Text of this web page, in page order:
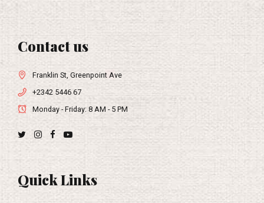
Contact us
Franklin St, Greenpoint Ave
+2342 5446 67
Monday - Friday: 8 AM - 5 PM
Quick Links